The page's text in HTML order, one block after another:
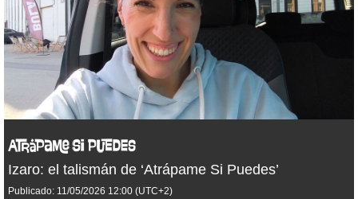
Izaro: el talismán de ‘Atrápame Si Puedes’
Publicado: 11/05/2026 12:00 (UTC+2)